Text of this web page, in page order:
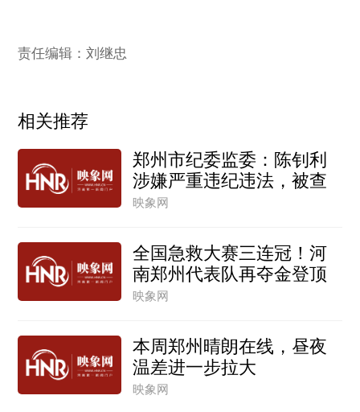
责任编辑：刘继忠
相关推荐
郑州市纪委监委：陈钊利
涉嫌严重违纪违法，被查
映象网
全国急救大赛三连冠！河
南郑州代表队再夺金登顶
映象网
本周郑州晴朗在线，昼夜
温差进一步拉大
映象网